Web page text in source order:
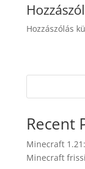
Hozzászólás
Recent
Minecraft
Minecraft